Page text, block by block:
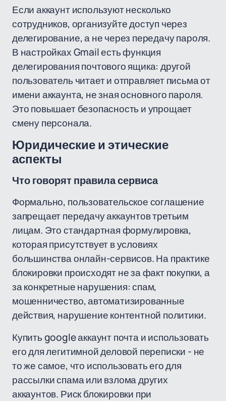
Если аккаунт используют несколько
сотрудников, организуйте доступ через
делегирование, а не через передачу пароля.
В настройках Gmail есть функция
делегирования почтового ящика: другой
пользователь читает и отправляет письма от
имени аккаунта, не зная основного пароля.
Это повышает безопасность и упрощает
смену персонала.
Юридические и этические
аспекты
Что говорят правила сервиса
Формально, пользовательское соглашение
запрещает передачу аккаунтов третьим
лицам. Это стандартная формулировка,
которая присутствует в условиях
большинства онлайн-сервисов. На практике
блокировки происходят не за факт покупки, а
за конкретные нарушения: спам,
мошенничество, автоматизированные
действия, нарушение контентной политики.
Купить google аккаунт почта и использовать
его для легитимной деловой переписки - не
то же самое, что использовать его для
рассылки спама или взлома других
аккаунтов. Риск блокировки при